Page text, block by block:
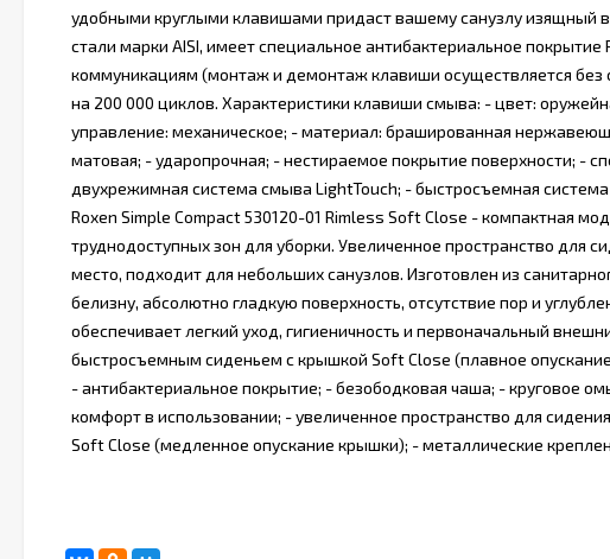
удобными круглыми клавишами придаст вашему санузлу
стали марки AISI, имеет специальное антибактериальное
коммуникациям (монтаж и демонтаж клавиши осуществляется
на 200 000 циклов. Характеристики клавиши смыва: - цвет:
управление: механическое; - материал: брашированная
матовая; - ударопрочная; - нестираемое покрытие поверхности; -
двухрежимная система смыва LightTouch; - быстросъемная
Roxen Simple Compact 530120-01 Rimless Soft Close - компактная
труднодоступных зон для уборки. Увеличенное пространство для
место, подходит для небольших санузлов. Изготовлен из
белизну, абсолютно гладкую поверхность, отсутствие пор и
обеспечивает легкий уход, гигиеничность и первоначальный
быстросъемным сиденьем с крышкой Soft Close (плавное
- антибактериальное покрытие; - безободковая чаша; - круговое
комфорт в использовании; - увеличенное пространство для
Soft Close (медленное опускание крышки); - металлические